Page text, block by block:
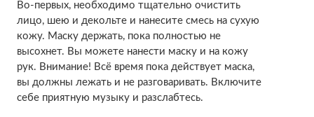
Во-первых, необходимо тщательно очистить
лицо, шею и декольте и нанесите смесь на сухую
кожу. Маску держать, пока полностью не
высохнет. Вы можете нанести маску и на кожу
рук. Внимание! Всё время пока действует маска,
вы должны лежать и не разговаривать. Включите
себе приятную музыку и разслабтесь.